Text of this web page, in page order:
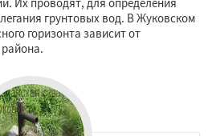
грунтовых вод. В Жуковском
горизонта зависит от